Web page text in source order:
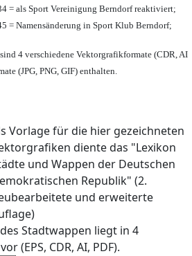
= als Sport Vereinigung Berndorf reaktiviert;
= Namensänderung in Sport Klub Berndorf;
4 verschiedene Vektorgrafikformate (CDR, AI
(JPG, PNG, GIF) enthalten.
Vorlage für die hier gezeichneten
diente das "Lexikon
und Wappen der Deutschen
Republik" (2.
und erweiterte
Stadtwappen liegt in 4
(EPS, CDR, AI, PDF).